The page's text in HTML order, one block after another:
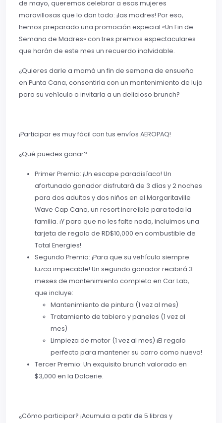
de mayo, queremos celebrar a esas mujeres
maravillosas que lo dan todo: ¡las madres! Por eso,
hemos preparado una promoción especial «Un Fin de
Semana de Madres» con tres premios espectaculares
que harán de este mes un recuerdo inolvidable.
¿Quieres darle a mamá un fin de semana de ensueño
en Punta Cana, consentirla con un mantenimiento de lujo
para su vehículo o invitarla a un delicioso brunch?
¡Participar es muy fácil con tus envíos AEROPAQ!
¿Qué puedes ganar?
Primer Premio: ¡Un escape paradisíaco! Un
afortunado ganador disfrutará de 3 días y 2 noches
para dos adultos y dos niños en el Margaritaville
Wave Cap Cana, un resort increíble para toda la
familia. ¡Y para que no les falte nada, incluimos una
tarjeta de regalo de RD$10,000 en combustible de
Total Energies!
Segundo Premio: ¡Para que su vehículo siempre
luzca impecable! Un segundo ganador recibirá 3
meses de mantenimiento completo en Car Lab,
que incluye:
Mantenimiento de pintura (1 vez al mes)
Tratamiento de tablero y paneles (1 vez al
mes)
Limpieza de motor (1 vez al mes) ¡El regalo
perfecto para mantener su carro como nuevo!
Tercer Premio: Un exquisito brunch valorado en
$3,000 en la Dolcerie.
¿Cómo participar? ¡Acumula a patir de 5 libras y